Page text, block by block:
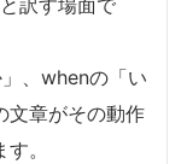
訳す場面で
、whenの「い
文章がその動作
。